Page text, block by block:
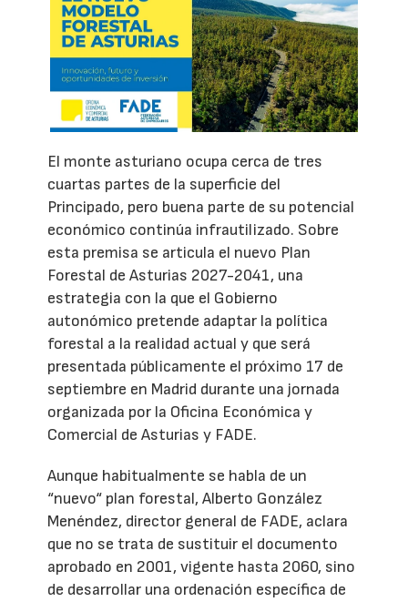
El monte asturiano ocupa cerca de tres
cuartas partes de la superficie del
Principado, pero buena parte de su potencial
económico continúa infrautilizado. Sobre
esta premisa se articula el nuevo Plan
Forestal de Asturias 2027-2041, una
estrategia con la que el Gobierno
autonómico pretende adaptar la política
forestal a la realidad actual y que será
presentada públicamente el próximo 17 de
septiembre en Madrid durante una jornada
organizada por la Oficina Económica y
Comercial de Asturias y FADE.
Aunque habitualmente se habla de un
“nuevo“ plan forestal, Alberto González
Menéndez, director general de FADE, aclara
que no se trata de sustituir el documento
aprobado en 2001, vigente hasta 2060, sino
de desarrollar una ordenación específica de